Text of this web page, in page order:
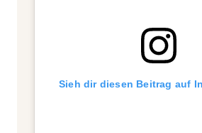
Sieh dir diesen Beitrag auf